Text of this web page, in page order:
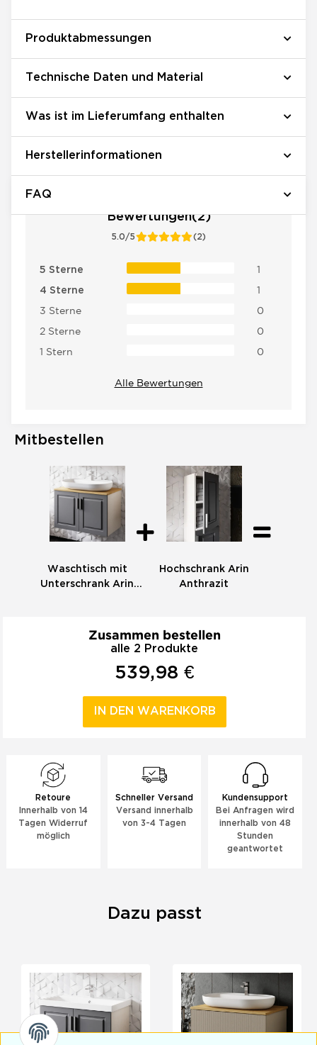
Produktabmessungen
Technische Daten und Material
Was ist im Lieferumfang enthalten
Herstellerinformationen
FAQ
Bewertungen(2)
5.0/5 (2)
5 Sterne 1
4 Sterne
1
3 Sterne
0
2 Sterne
0
1 Stern
0
Alle Bewertungen
Mitbestellen
Waschtisch mit
Unterschrank Arin
Hochschrank Arin
Anthrazit
Zusammen bestellen
alle 2 Produkte
539,98 €
IN DEN WARENKORB
Retoure
Innerhalb von 14
Tagen Widerruf
möglich
Schneller Versand
Versand innerhalb
von 3-4 Tagen
Kundensupport
Bei Anfragen wird
innerhalb von 48
Stunden
geantwortet
Dazu passt